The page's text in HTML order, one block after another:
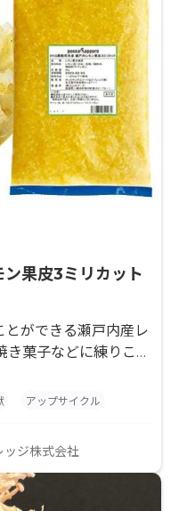
果皮3ミリカット
とができる瀬戸内産レ
き菓子などに練りこん
モンの風香味と食感
アップサイクル
ッジ株式会社